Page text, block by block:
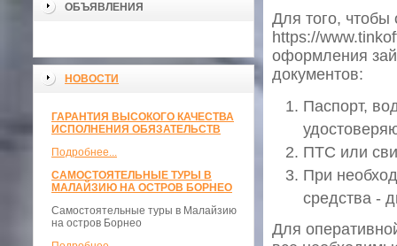
ОБЪЯВЛЕНИЯ
НОВОСТИ
ГАРАНТИЯ ВЫСОКОГО КАЧЕСТВА
ИСПОЛНЕНИЯ ОБЯЗАТЕЛЬСТВ
Подробнее...
САМОСТОЯТЕЛЬНЫЕ ТУРЫ В
МАЛАЙЗИЮ НА ОСТРОВ БОРНЕО
Самостоятельные туры в Малайзию
на остров Борнео
Для того,
https://
оформления
документов:
Паспорт,
ПТС или
При
средства -
Для